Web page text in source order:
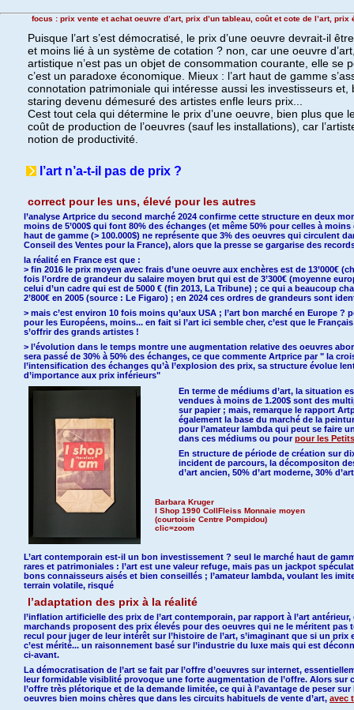
focus : prix vente et achat oeuvre d’art, prix d’un tableau, coût et cote de l’art,
Puisque l’art s’est démocratisé, le prix d’une oeuvre devrait-il
et moins lié à un système de cotation ? non, car une oeuvre
artistique n’est pas un objet de consommation courante, elle se
c’est un paradoxe économique. Mieux : l’art haut de gamme
connotation patrimoniale qui intéresse aussi les investisseurs
staring devenu démesuré des artistes enfle leurs prix...
Cest tout cela qui détermine le prix d’une oeuvre, bien plus que
coût de production de l’oeuvres (sauf les installations), car
notion de productivité.
l’art n’a-t-il pas de prix ?
correct pour les uns, élevé pour les autres
l’analyse Artprice du second marché 2024 confirme cette structure en deux
moins de 5’000$ qui font 80% des échanges (et même 50% pour celles à
haut de gamme (> 100.000$) ne représente que 3% des oeuvres qui circulent
Conseil des Ventes pour la France), alors que la presse se gargarise des
la réalité en France est que :
> fin 2016 le prix moyen avec frais d’une oeuvre aux enchères est de 13’000€
fois l’ordre de grandeur du salaire moyen brut qui est de 3’300€ (moyenne
celui d’un cadre qui est de 5000 € (fin 2013, La Tribune) ; ce qui a beaucoup
2’800€ en 2005 (source : Le Figaro) ; en 2024 ces ordres de grandeurs sont
> mais c’est environ 10 fois moins qu’aux USA ; l’art bon marché en Europe
pour les Européens, moins... en fait si l’art ici semble cher, c’est que le
s’offrir des grands artistes !
> l’évolution dans le temps montre une augmentation relative des oeuvres
sera passé de 30% à 50% des échanges, ce que commente Artprice par " la
l’intensification des échanges qu’à l’explosion des prix, sa structure évolue
d’importance aux prix inférieurs"
En terme de médiums d’art, la situation
vendues à moins de 1.200$ sont des
sur papier ; mais, remarque le rapport
également la base du marché de la
pour l’amateur lambda qui peut se faire
dans ces médiums ou pourpour les
En structure de période de création sur
incident de parcours, la décompositon
d’art ancien, 50% d’art moderne, 30%
Barbara Kruger
I Shop 1990 CollFleiss Monnaie moyen
(courtoisie Centre Pompidou)
clic=zoom
L’art contemporain est-il un bon investissement ? seul le marché haut de
rares et patrimoniales : l’art est une valeur refuge, mais pas un jackpot
bons connaisseurs aisés et bien conseillés ; l’amateur lambda, voulant les
terrain volatile, risqué
l’adaptation des prix à la réalité
l’inflation artificielle des prix de l’art contemporain, par rapport à l’art
marchands proposent des prix élevés pour des oeuvres qui ne le méritent pas
recul pour juger de leur intérêt sur l’histoire de l’art, s’imaginant que si un
c’est mérité... un raisonnement basé sur l’industrie du luxe mais qui est
ci-avant.
La démocratisation de l’art se fait par l’offre d’oeuvres sur internet,
leur formidable visiblité provoque une forte augmentation de l’offre. Alors sur
l’offre très plétorique et de la demande limitée, ce qui à l’avantage de peser
oeuvres bien moins chères que dans les circuits habituels de vente d’art, avec